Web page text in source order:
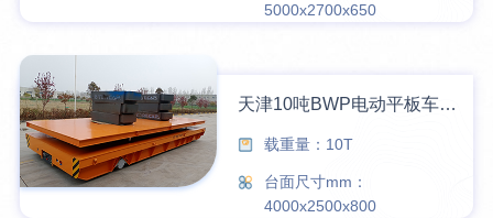
5000x2700x650
天津10吨BWP电动平板车圆满交付
载重量：10T
台面尺寸mm：
4000x2500x800